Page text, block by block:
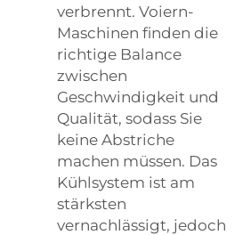
verbrennt. Voiern-
Maschinen finden die
richtige Balance
zwischen
Geschwindigkeit und
Qualität, sodass Sie
keine Abstriche
machen müssen. Das
Kühlsystem ist am
stärksten
vernachlässigt, jedoch